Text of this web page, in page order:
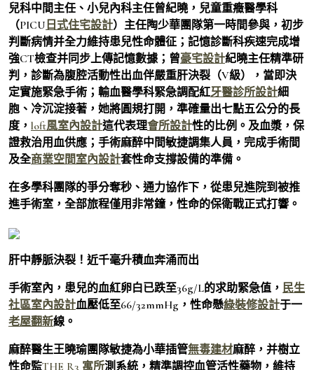
兒科中間主任、小兒內科主任曾紀曉，兒童重癥醫學科
（PICU 日式住宅設計）主任陶少華團隊第一時間參與，初步
判斷病情并全力維持患兒性命體征；記憶診斷科疾速完成增
強CT檢查并同步上傳記憶數據；曾豪宅設計紀曉主任精準研
判，診斷為腹腔活動性出血伴嚴重肝決裂（V級），當即決
定實施緊急手術；輸血醫學科緊急調配紅牙醫診所設計細
胞、冷沉淀接著，她將圓規打開，準確量出七點五公分的長
度， loft風室內設計這代表理會所設計性的比例。及血漿，保
證救治用血供應；手術麻醉中間敏捷調集人員，完成手術間
及全商業空間室內設計套性命支撐設備的準備。
在多學科團隊的爭分奪秒、通力協作下，從患兒進院到被推
進手術室，全部旅程僅用非常鐘，性命的保衛戰正式打響。
肝中靜脈決裂！近千毫升積血奔涌而出
手術室內，患兒的血紅卵白已跌至36g/L的求助緊急值， 民生
社區室內設計血壓低至66/32mmHg，性命懸綠裝修設計于一
老屋翻新線。
麻醉醫生王曉瑜團隊敏捷為小華插管無毒建材麻醉，并樹立
性命監THE R3 寓所測系統，精準調控血管活性藥物，維持